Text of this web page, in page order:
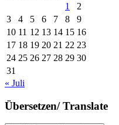
1
2
3
4 5 6 7 8
9
10 11 12 13 14 15 16
17 18 19 20 21 22 23
24 25 26 27 28 29 30
31
« Juli
Übersetzen/ Translate